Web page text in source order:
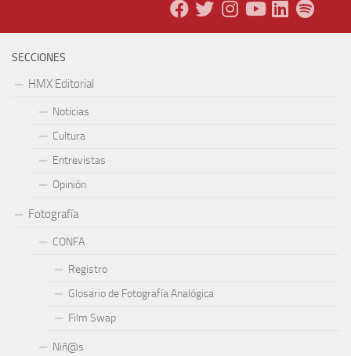
SECCIONES
HMX Editorial
Noticias
Cultura
Entrevistas
Opinión
Fotografía
CONFA
Registro
Glosario de Fotografía Analógica
Film Swap
Niñ@s